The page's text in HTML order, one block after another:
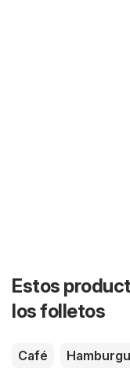
Estos
los folletos
Café